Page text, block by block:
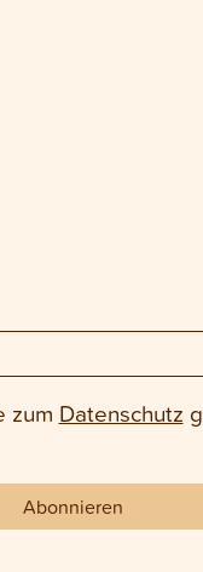
zum Datenschutz
Abonnieren